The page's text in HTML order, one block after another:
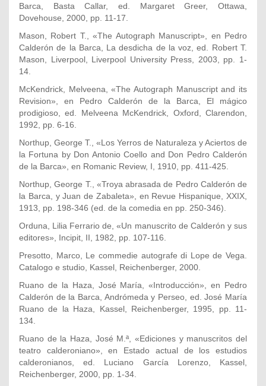
Barca, Basta Callar, ed. Margaret Greer, Ottawa,
Dovehouse, 2000, pp. 11-17.
Mason, Robert T., «The Autograph Manuscript», en Pedro
Calderón de la Barca, La desdicha de la voz, ed. Robert T.
Mason, Liverpool, Liverpool University Press, 2003, pp. 1-
14.
McKendrick, Melveena, «The Autograph Manuscript and its
Revision», en Pedro Calderón de la Barca, El mágico
prodigioso, ed. Melveena McKendrick, Oxford, Clarendon,
1992, pp. 6-16.
Northup, George T., «Los Yerros de Naturaleza y Aciertos de
la Fortuna by Don Antonio Coello and Don Pedro Calderón
de la Barca», en Romanic Review, I, 1910, pp. 411-425.
Northup, George T., «Troya abrasada de Pedro Calderón de
la Barca, y Juan de Zabaleta», en Revue Hispanique, XXIX,
1913, pp. 198-346 (ed. de la comedia en pp. 250-346).
Orduna, Lilia Ferrario de, «Un manuscrito de Calderón y sus
editores», Incipit, II, 1982, pp. 107-116.
Presotto, Marco, Le commedie autografe di Lope de Vega.
Catalogo e studio, Kassel, Reichenberger, 2000.
Ruano de la Haza, José María, «Introducción», en Pedro
Calderón de la Barca, Andrómeda y Perseo, ed. José María
Ruano de la Haza, Kassel, Reichenberger, 1995, pp. 11-
134.
Ruano de la Haza, José M.ª, «Ediciones y manuscritos del
teatro calderoniano», en Estado actual de los estudios
calderonianos, ed. Luciano García Lorenzo, Kassel,
Reichenberger, 2000, pp. 1-34.